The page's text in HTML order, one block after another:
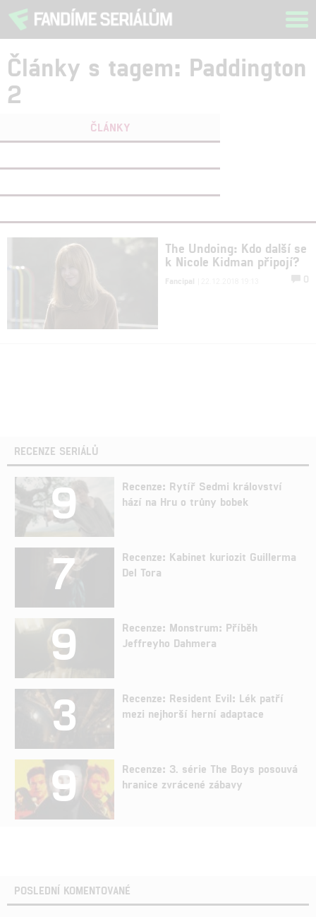
Články s tagem: Paddington
2
ČLÁNKY
The Undoing: Kdo další se
k Nicole Kidman připojí?
Fancipal 0
RECENZE SERIÁLŮ
9
Recenze: Rytíř Sedmi království
hází na Hru o trůny bobek
7
Recenze: Kabinet kuriozit Guillerma
Del Tora
9
Recenze: Monstrum: Příběh
Jeffreyho Dahmera
3
Recenze: Resident Evil: Lék patří
mezi nejhorší herní adaptace
9
Recenze: 3. série The Boys posouvá
hranice zvrácené zábavy
POSLEDNÍ KOMENTOVANÉ